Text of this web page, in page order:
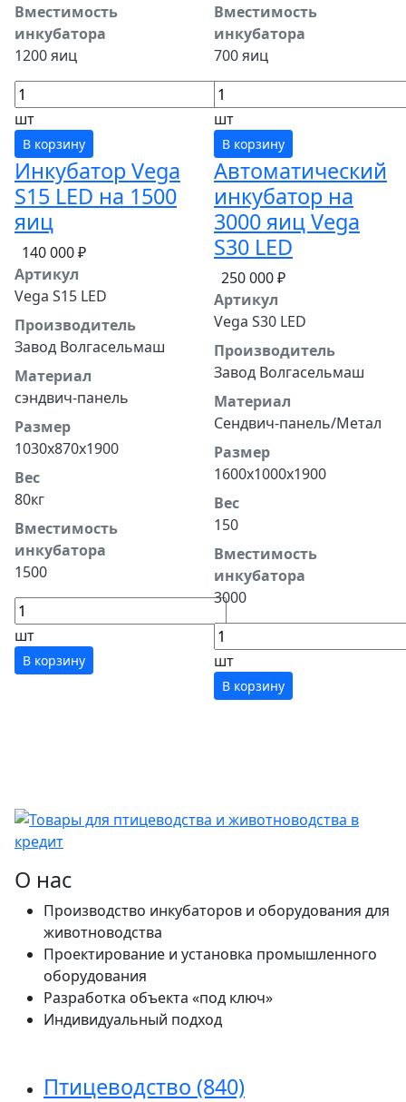
Вместимость
инкубатора
1200 яиц
шт
В корзину
Вместимость
инкубатора
700 яиц
шт
В корзину
Инкубатор Vega
S15 LED на 1500
яиц
140 000 ₽
Артикул
Vega S15 LED
Производитель
Завод Волгасельмаш
Материал
сэндвич-панель
Размер
1030х870х1900
Вес
80кг
Вместимость
инкубатора
1500
шт
В корзину
Автоматический
инкубатор на
3000 яиц Vega
S30 LED
250 000 ₽
Артикул
Vega S30 LED
Производитель
Завод Волгасельмаш
Материал
Сендвич-панель/Метал
Размер
1600х1000х1900
Вес
150
Вместимость
инкубатора
3000
шт
В корзину
О нас
Производство инкубаторов и оборудования для
животноводства
Проектирование и установка промышленного
оборудования
Разработка объекта «под ключ»
Индивидуальный подход
Птицеводство (840)